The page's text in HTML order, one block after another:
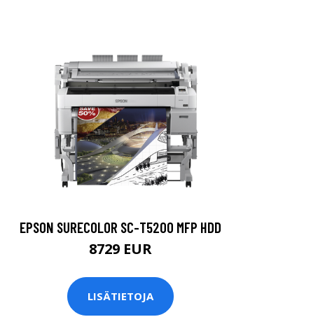
EPSON SURECOLOR SC-T5200 MFP HDD
8729 EUR
LISÄTIETOJA